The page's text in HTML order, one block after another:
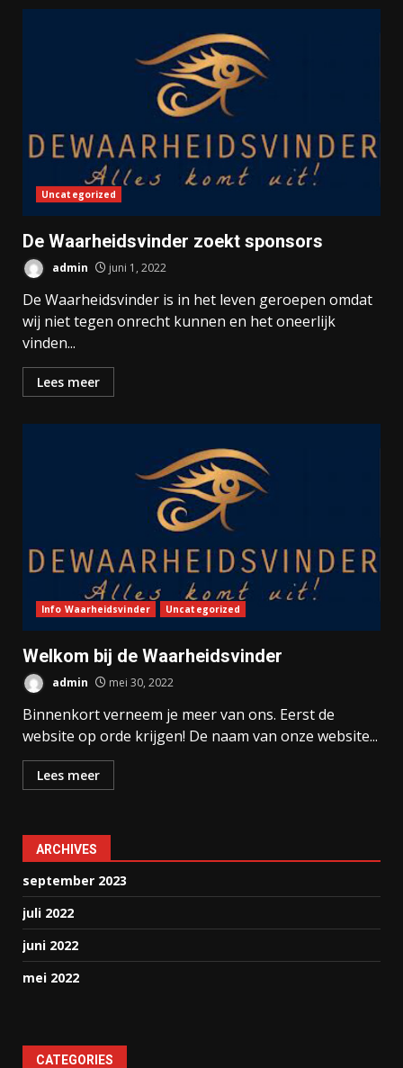
Uncategorized
De Waarheidsvinder zoekt sponsors
admin juni 1, 2022
De Waarheidsvinder is in het leven geroepen omdat
wij niet tegen onrecht kunnen en het oneerlijk
vinden...
Lees meer
Info Waarheidsvinder Uncategorized
Welkom bij de Waarheidsvinder
admin mei 30, 2022
Binnenkort verneem je meer van ons. Eerst de
website op orde krijgen! De naam van onze website...
Lees meer
ARCHIVES
september 2023
juli 2022
juni 2022
mei 2022
CATEGORIES